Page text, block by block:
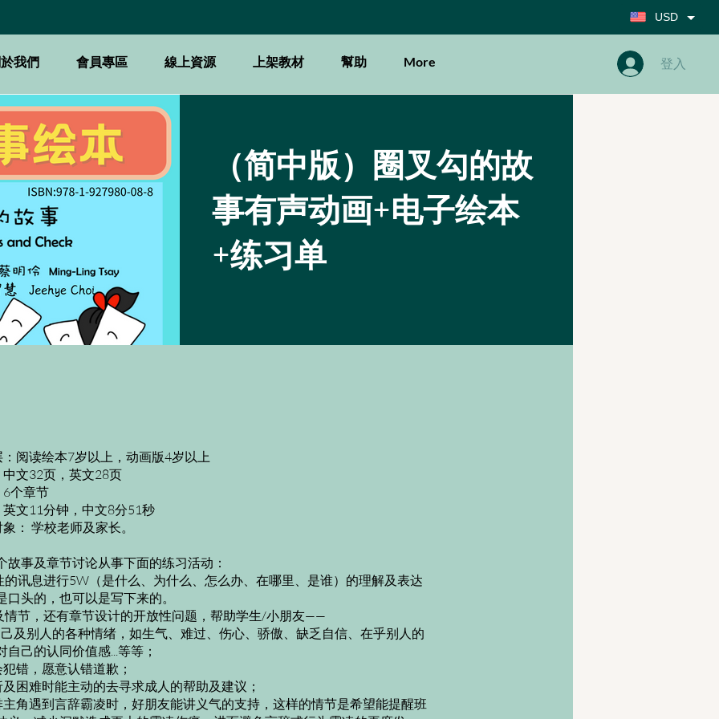
我們 會員專區 線上資源 上架教材 幫助 More 登入
（简中版）圈叉勾的故
事有声动画+电子绘本
+练习单
阅读绘本7岁以上，动画版4岁以上
文32页，英文28页
个章节
文11分钟，中文8分51秒
： 学校老师及家长。
事及章节讨论从事下面的练习活动：
的讯息进行5W（是什么、为什么、怎么办、在哪里、是谁）的理解及表达
口头的，也可以是写下来的。
情节，还有章节设计的开放性问题，帮助学生/小朋友——
及别人的各种情绪，如生气、难过、伤心、骄傲、缺乏自信、在乎别人的
自己的认同价值感...等等；
错，愿意认错道歉；
困难时能主动的去寻求成人的帮助及建议；
主角遇到言辞霸凌时，好朋友能讲义气的支持，这样的情节是希望能提醒班
USD